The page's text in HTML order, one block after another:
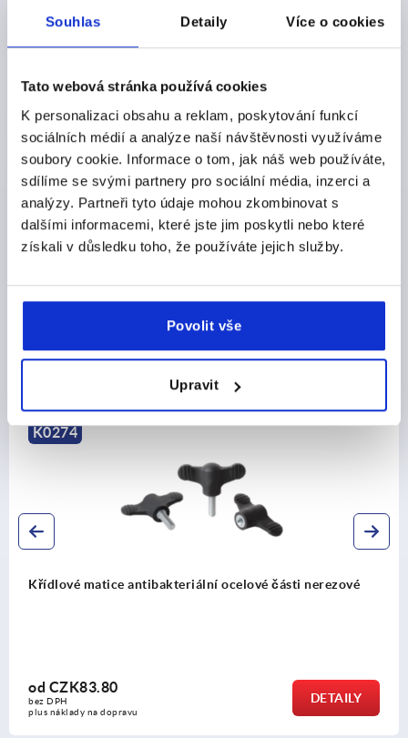
Souhlas Detaily Více o cookies
Tato webová stránka používá cookies
K personalizaci obsahu a reklam, poskytování funkcí
sociálních médií a analýze naší návštěvnosti využíváme
soubory cookie. Informace o tom, jak náš web používáte,
sdílíme se svými partnery pro sociální média, inzerci a
analýzy. Partneři tyto údaje mohou zkombinovat s
dalšími informacemi, které jste jim poskytli nebo které
získali v důsledku toho, že používáte jejich služby.
Povolit vše
Upravit
CZK193.34
DETAILY O VÝROBKU
CAD
STAŽENÍ
Ostatní zákazníci také zakoupili
K0274
Křídlové matice antibakteriální ocelové části nerezové
od CZK83.80
bez DPH
plus náklady na dopravu
DETAILY